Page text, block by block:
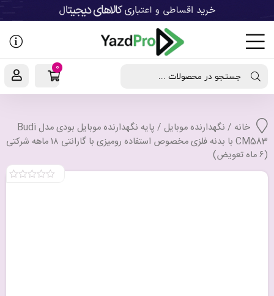
جستجو در محصولات ...
0
خانه / نگهدارنده موبایل
/ پایه نگهدارنده موبایل بودی مدل Budi
CM583 با بدنه فلزی مخصوص استفاده رومیزی با گارانتی ۱۸ ماهه شرکتی
(۶ ماه تعویض)